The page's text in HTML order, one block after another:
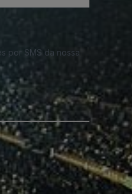
por SMS da nossa